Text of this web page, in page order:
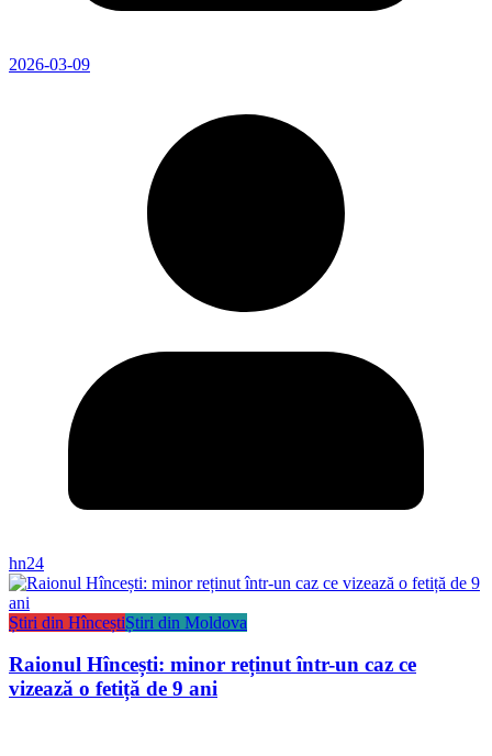
2026-03-09
hn24
Știri din HînceștiȘtiri din Moldova
Raionul Hîncești: minor reținut într-un caz ce
vizează o fetiță de 9 ani